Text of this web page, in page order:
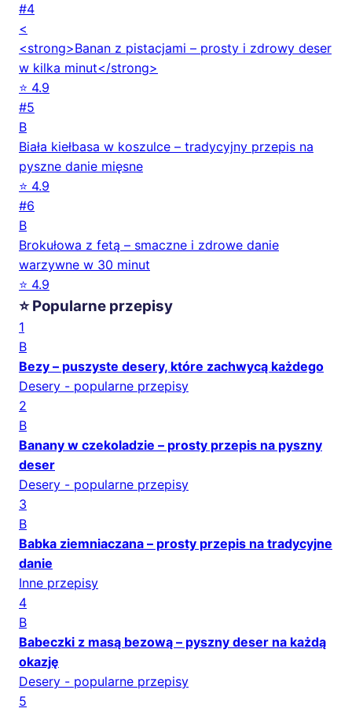
#4
<
<strong>Banan z pistacjami – prosty i zdrowy deser
w kilka minut</strong>
⭐ 4.9
#5
B
Biała kiełbasa w koszulce – tradycyjny przepis na
pyszne danie mięsne
⭐ 4.9
#6
B
Brokułowa z fetą – smaczne i zdrowe danie
warzywne w 30 minut
⭐ 4.9
⭐ Popularne przepisy
1
B
Bezy – puszyste desery, które zachwycą każdego
Desery - popularne przepisy
2
B
Banany w czekoladzie – prosty przepis na pyszny
deser
Desery - popularne przepisy
3
B
Babka ziemniaczana – prosty przepis na tradycyjne
danie
Inne przepisy
4
B
Babeczki z masą bezową – pyszny deser na każdą
okazję
Desery - popularne przepisy
5